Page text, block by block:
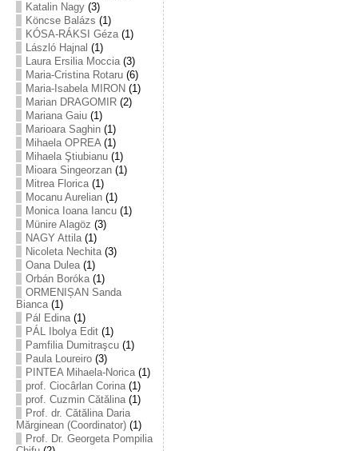
Katalin Nagy(3)
Köncse Balázs (1)
KÓSA-RÁKSI Géza(1)
László Hajnal (1)
Laura Ersilia Moccia(3)
Maria-Cristina Rotaru(6)
Maria-Isabela MIRON (1)
Marian DRAGOMIR(2)
Mariana Gaiu(1)
Marioara Saghin(1)
Mihaela OPREA(1)
Mihaela Ştiubianu(1)
Mioara Singeorzan(1)
Mitrea Florica(1)
Mocanu Aurelian(1)
Monica Ioana Iancu(1)
Münire Alagöz (3)
NAGY Attila(1)
Nicoleta Nechita(3)
Oana Dulea(1)
Orbán Boróka(1)
ORMENIȘAN Sanda
Bianca(1)
Pál Edina(1)
PÁL Ibolya Edit(1)
Pamfilia Dumitraşcu(1)
Paula Loureiro(3)
PINTEA Mihaela-Norica(1)
prof. Ciocârlan Corina(1)
prof. Cuzmin Cătălina(1)
Prof. dr. Cătălina Daria
Mărginean (Coordinator)(1)
Prof. Dr. Georgeta Pompilia